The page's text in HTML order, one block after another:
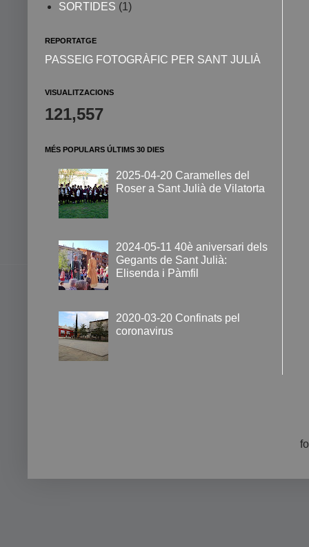
SORTIDES (1)
REPORTATGE
PASSEIG FOTOGRÀFIC PER SANT JULIÀ
VISUALITZACIONS
121,557
MÉS POPULARS ÚLTIMS 30 DIES
2025-04-20 Caramelles del
Roser a Sant Julià de Vilatorta
2024-05-11 40è aniversari dels
Gegants de Sant Julià:
Elisenda i Pàmfil
2020-03-20 Confinats pel
coronavirus